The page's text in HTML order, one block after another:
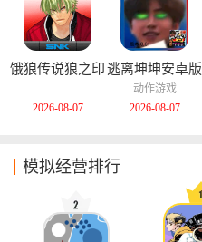
饿狼传说狼之印
2026-08-07
逃离坤坤安卓版
动作游戏
2026-08-07
模拟经营排行